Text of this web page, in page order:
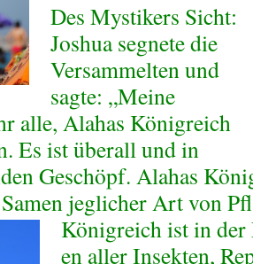
Des Mystikers Sicht:
Joshua segnete die
Versammelten und
sagte: „Meine
alle, Alahas Königreich
Es ist überall und in
Geschöpf. Alahas
jeglicher Art von
Königreich ist in
en aller Insekten,